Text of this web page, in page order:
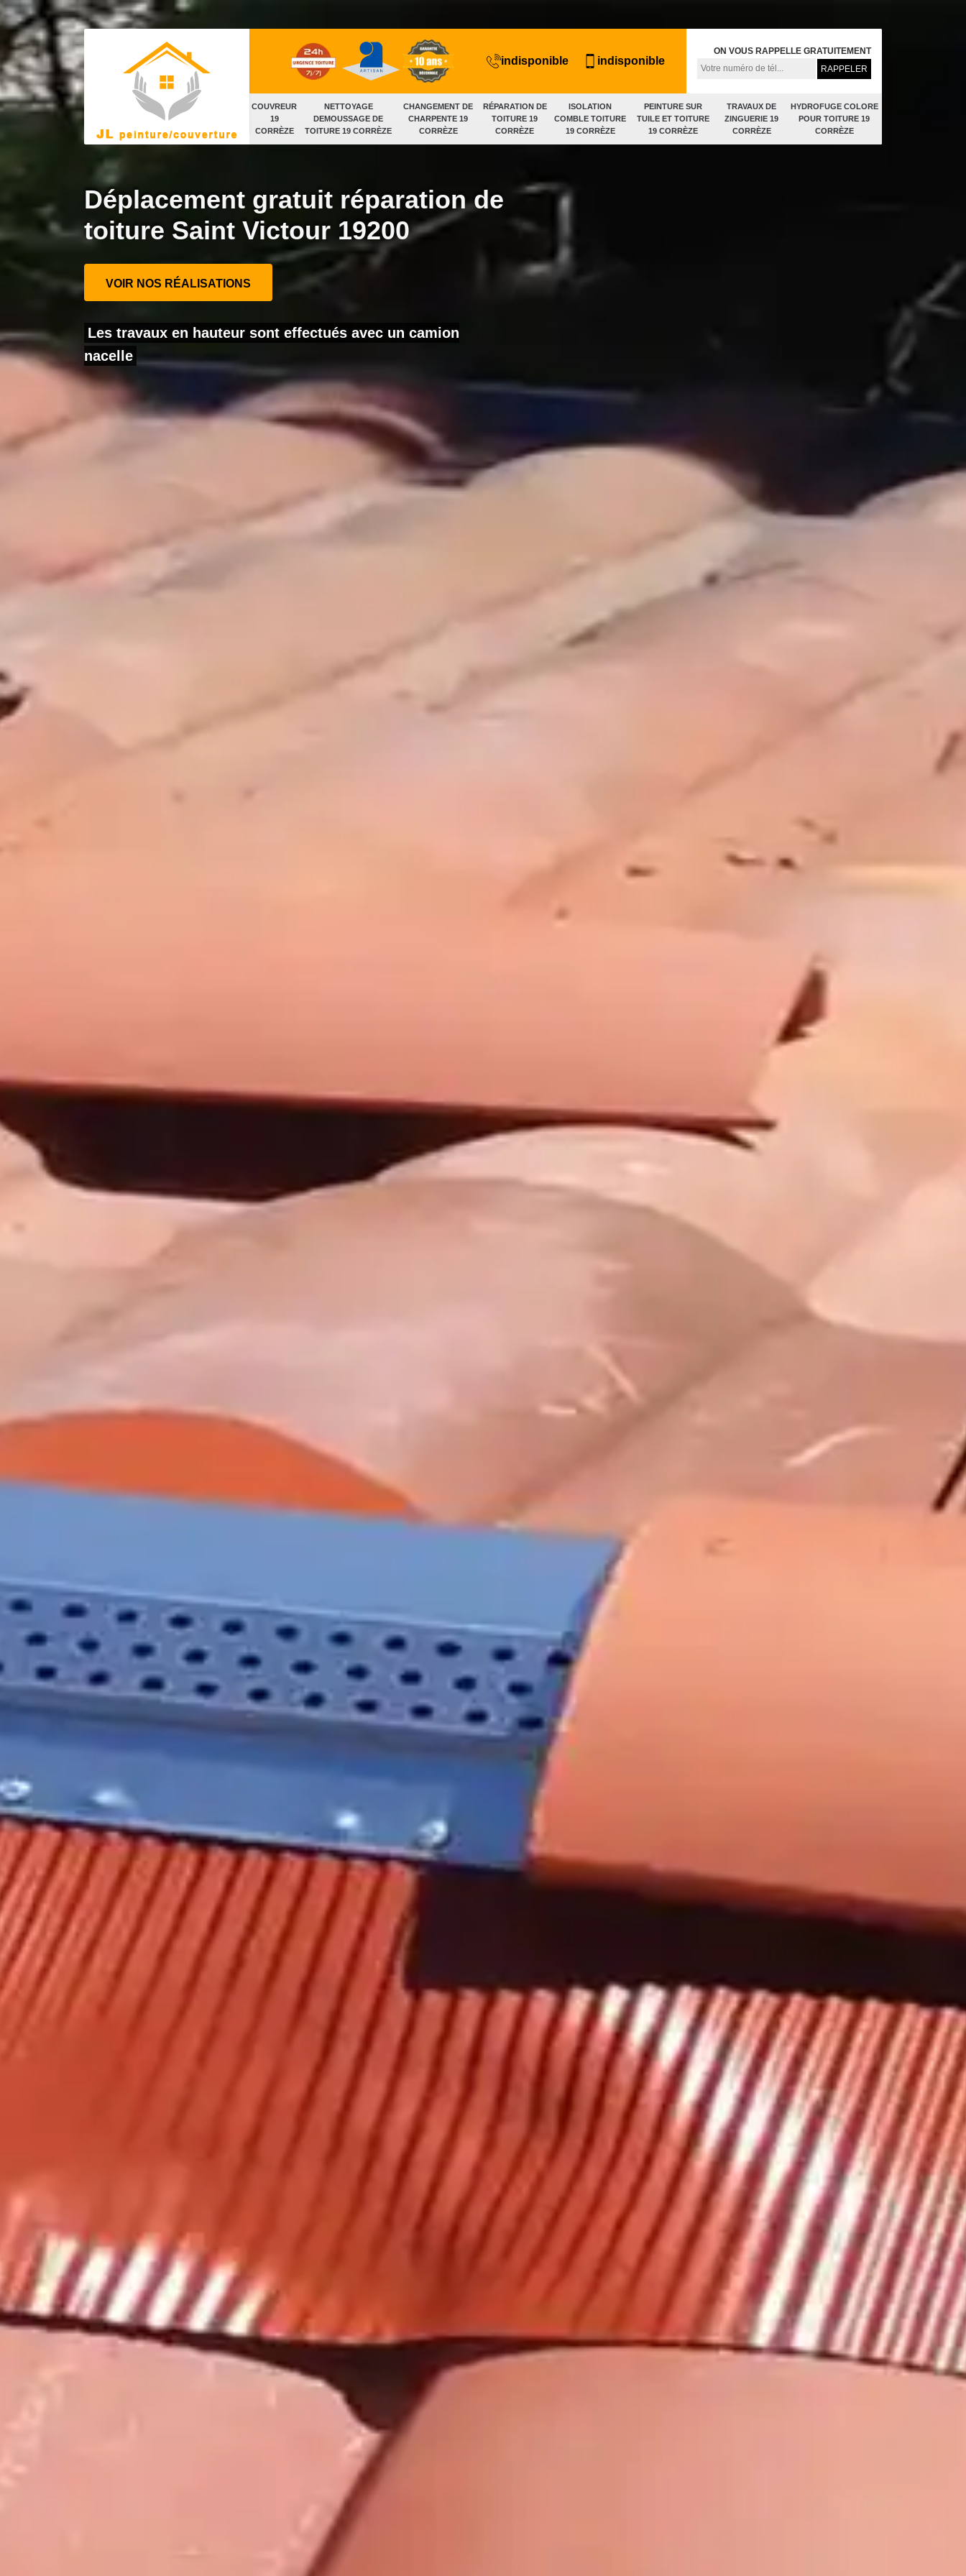
COUVREUR
19
CORRÈZE
NETTOYAGE
DEMOUSSAGE DE
TOITURE 19 CORRÈZE
CHANGEMENT DE
CHARPENTE 19
CORRÈZE
RÉPARATION DE
TOITURE 19
CORRÈZE
ISOLATION
COMBLE TOITURE
19 CORRÈZE
PEINTURE SUR
TUILE ET TOITURE
19 CORRÈZE
TRAVAUX DE
ZINGUERIE 19
CORRÈZE
HYDROFUGE COLORE
POUR TOITURE 19
CORRÈZE
indisponible indisponible
ON VOUS RAPPELLE GRATUITEMENT
Déplacement gratuit réparation de
toiture Saint Victour 19200
VOIR NOS RÉALISATIONS
Les travaux en hauteur sont effectués avec un camion
nacelle